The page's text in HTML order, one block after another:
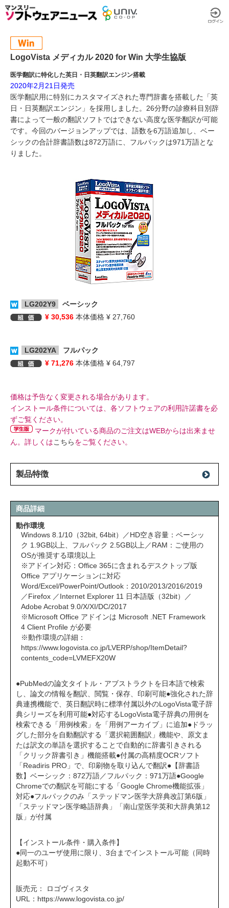
LogoVista メディカル 2020 for Win 大学生協版
医学翻訳に特化した英日・日英翻訳エンジン搭載
2020年2月21日発売
医学翻訳用に特別にカスタマイズされた専門辞書を搭載した「英
日・日英翻訳エンジン」を採用しました。26分野の診療科目別辞
書によって一般の翻訳ソフトではできない高度な医学翻訳が可能
です。今回のバージョンアップでは、語数を6万語追加し、ベー
シックの合計辞書語数は872万語に、フルパックは971万語とな
りました。
LG202Y9
ベーシック
¥ 30,536 本体価格 ¥ 27,760
LG202YA
フルパック
¥ 71,276 本体価格 ¥ 64,797
価格は予告なく変更される場合があります。
インストール条件については、各ソフトウェアの利用許諾書を必
ずご覧ください。
マークが付いている商品のご注文はWEBからは出来ませ
ん。詳しくはこちらをご覧ください。
製品特徴
商品詳細
動作環境
Windows 8.1/10（32bit, 64bit）／HD空き容量：ベーシッ
ク 1.9GB以上、フルパック 2.5GB以上／RAM：ご使用の
OSが推奨する環境以上
※アドイン対応：Office 365に含まれるデスクトップ版
Office アプリケーションに対応
Word/Excel/PowerPoint/Outlook：2010/2013/2016/2019
／Firefox ／Internet Explorer 11 日本語版（32bit）／
Adobe Acrobat 9.0/X/XI/DC/2017
※Microsoft Office アドインは Microsoft .NET Framework
4 Client Profile が必要
※動作環境の詳細：
https://www.logovista.co.jp/LVERP/shop/ItemDetail?
contents_code=LVMEFX20W
●PubMedの論文タイトル・アブストラクトを日本語で検索
し、論文の情報を翻訳、閲覧・保存、印刷可能●強化された辞
典連携機能で、英日翻訳時に標準付属以外のLogoVista電子辞
典シリーズを利用可能●対応するLogoVista電子辞典の用例を
検索できる「用例検索」を「用例アーカイブ」に追加●ドラッ
グした部分を自動翻訳する「選択範囲翻訳」機能や、原文ま
たは訳文の単語を選択することで自動的に辞書引きされる
「クリック辞書引き」機能搭載●付属の高精度OCRソフト
「Readiris PRO」で、印刷物を取り込んで翻訳●【辞書語
数】ベーシック：872万語／フルパック：971万語●Google
Chromeでの翻訳を可能にする「Google Chrome機能拡張」
対応●フルパックのみ「ステッドマン医学大辞典改訂第6版」
「ステッドマン医学略語辞典」「南山堂医学英和大辞典第12
版」が付属
【インストール条件・購入条件】
●同一のユーザ使用に限り、3台までインストール可能（同時
起動不可）
販売元： ロゴヴィスタ
URL： https://www.logovista.co.jp/